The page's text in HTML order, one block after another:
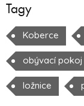
Tagy
Koberce
obývací pokoj
ložnice